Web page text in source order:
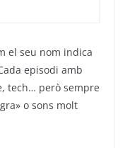
el seu nom indica
episodi amb
tech… però sempre
o sons molt